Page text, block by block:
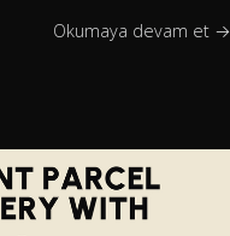
Okumaya devam et →